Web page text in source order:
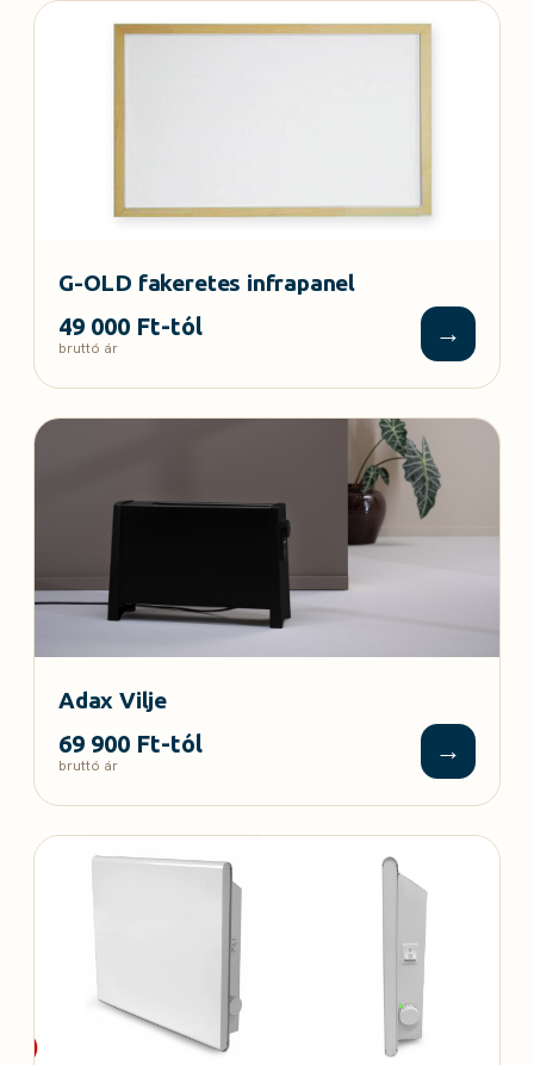
G-OLD fakeretes infrapanel
49 000 Ft-tól
bruttó ár →
Adax Vilje
69 900 Ft-tól
bruttó ár →